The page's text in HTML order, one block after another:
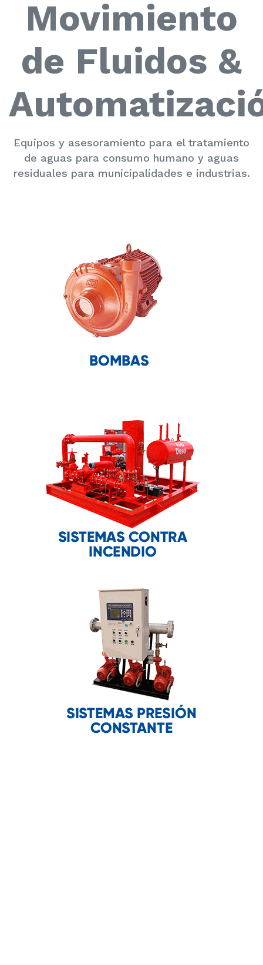
Movimiento
de Fluidos &
Equipos y asesoramiento para el tratamiento
de aguas para consumo humano y aguas
residuales para municipalidades e industrias.